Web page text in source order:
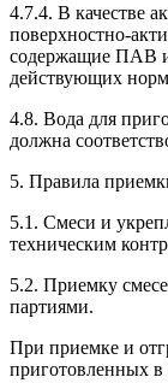
4.7.4. В качестве
поверхностно-
содержащие ПАВ
действующих
4.8. Вода для
должна
5. Правила
5.1. Смеси и
техническим
5.2. Приемку
партиями.
При приемке и
приготовленных в